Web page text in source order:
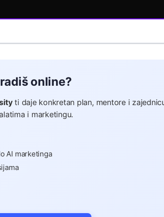
online?
ti daje konkretan plan, mentore i
i marketingu.
AI marketinga